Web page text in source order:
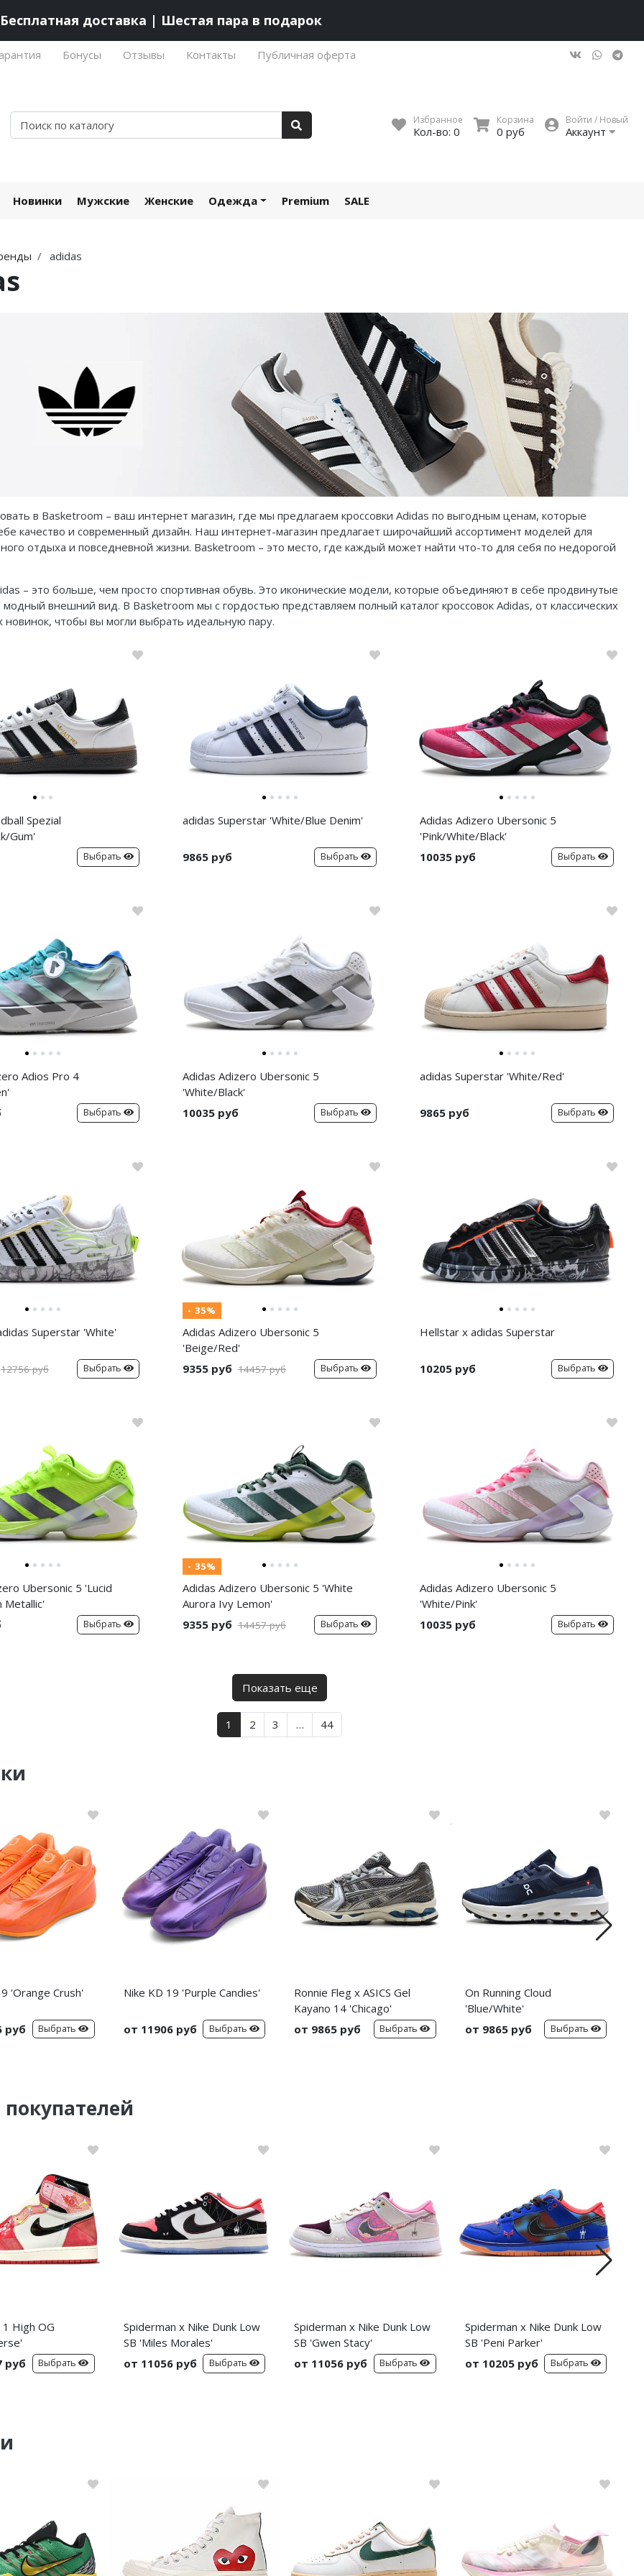
Бесплатная доставка | Шестая пара в подарок
Бонусы Отзывы Контакты Публичная оферта
Избранное
Кол-во: 0
Корзина
0 руб
Войти / Новый
Аккаунт
Новинки Мужские Женские Одежда Premium SALE
adidas
в Basketroom – ваш интернет магазин, где мы предлагаем кроссовки Adidas по выгодным ценам, которые
качество и современный дизайн. Наш интернет-магазин предлагает широчайший ассортимент моделей для
отдыха и повседневной жизни. Basketroom – это место, где каждый может найти что-то для себя по недорогой
– это больше, чем просто спортивная обувь. Это иконические модели, которые объединяют в себе продвинутые
модный внешний вид. В Basketroom мы с гордостью представляем полный каталог кроссовок Adidas, от классических
новинок, чтобы вы могли выбрать идеальную пару.
Spezial
Gum'
Выбрать
adidas Superstar 'White/Blue Denim'
9865 руб Выбрать
Adidas Adizero Ubersonic 5
'Pink/White/Black'
10035 руб
Выбрать
Adios Pro 4
Выбрать
Adidas Adizero Ubersonic 5
'White/Black'
10035 руб
Выбрать
adidas Superstar 'White/Red'
9865 руб Выбрать
Superstar 'White'
12756 руб Выбрать
- 35%
Adidas Adizero Ubersonic 5
'Beige/Red'
9355 руб 14457 руб Выбрать
Hellstar x adidas Superstar
10205 руб Выбрать
Ubersonic 5 'Lucid
Metallic'
Выбрать
- 35%
Adidas Adizero Ubersonic 5 'White
Aurora Ivy Lemon'
9355 руб 14457 руб Выбрать
Adidas Adizero Ubersonic 5
'White/Pink'
10035 руб
Выбрать
Показать еще
1 2 3 … 44
'Orange Crush'
руб Выбрать
Nike KD 19 'Purple Candies'
от 11906 руб Выбрать
Ronnie Fleg x ASICS Gel
Kayano 14 'Chicago'
от 9865 руб
Выбрать
On Running Cloud
'Blue/White'
от 9865 руб
Выбрать
1 High OG
руб
Выбрать
Spiderman x Nike Dunk Low
SB 'Miles Morales'
от 11056 руб
Выбрать
Spiderman x Nike Dunk Low
SB 'Gwen Stacy'
от 11056 руб
Выбрать
Spiderman x Nike Dunk Low
SB 'Peni Parker'
от 10205 руб
Выбрать